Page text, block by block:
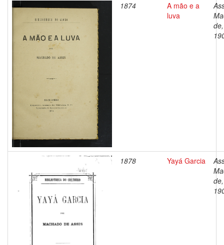
1874
A mão e a
luva
1878 Yayá Garcia